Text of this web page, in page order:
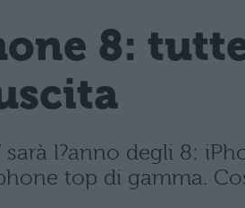
8:
sarà l?anno degli 8:
top di gamma.